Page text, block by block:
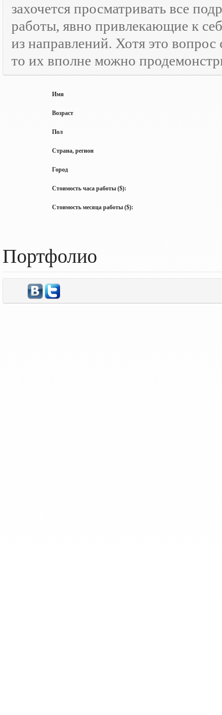
захочется просматривать все
работы, явно привлекающие к
из направлений. Хотя это
то их вполне можно
Имя
Возраст
Пол
Страна, регион
Город
Стоимость часа работы ($):
Стоимость месяца работы ($):
Портфолио